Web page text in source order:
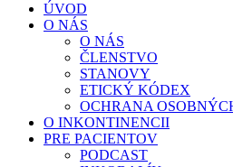
ÚVOD
O NÁS
O NÁS
ČLENSTVO
STANOVY
ETICKÝ KÓDEX
OCHRANA
O INKONTINENCII
PRE PACIENTOV
PODCAST